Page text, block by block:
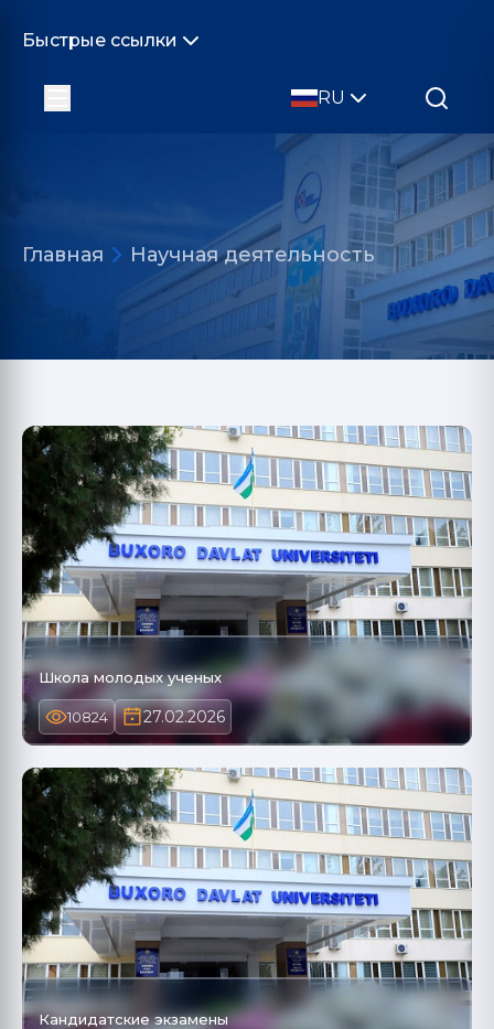
Быстрые ссылки
RU
Главная Научная деятельность
Школа молодых ученых
10824 27.02.2026
Кандидатские экзамены